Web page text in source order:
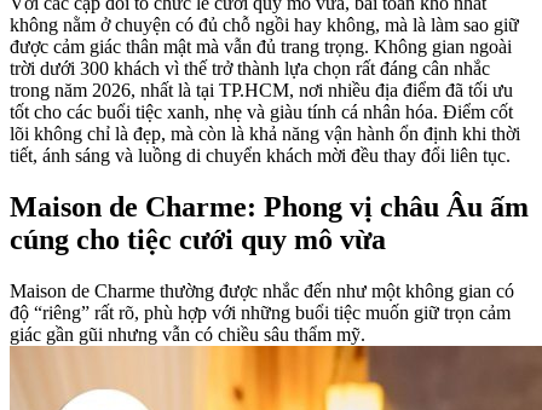
không nằm ở chuyện có đủ chỗ ngồi hay không, mà là làm sao giữ
được cảm giác thân mật mà vẫn đủ trang trọng. Không gian ngoài
trời dưới 300 khách vì thế trở thành lựa chọn rất đáng cân nhắc
trong năm 2026, nhất là tại TP.HCM, nơi nhiều địa điểm đã tối ưu
tốt cho các buổi tiệc xanh, nhẹ và giàu tính cá nhân hóa. Điểm cốt
lõi không chỉ là đẹp, mà còn là khả năng vận hành ổn định khi thời
tiết, ánh sáng và luồng di chuyển khách mời đều thay đổi liên tục.
Maison de Charme: Phong vị châu Âu ấm
cúng cho tiệc cưới quy mô vừa
Maison de Charme thường được nhắc đến như một không gian có
độ “riêng” rất rõ, phù hợp với những buổi tiệc muốn giữ trọn cảm
giác gần gũi nhưng vẫn có chiều sâu thẩm mỹ.